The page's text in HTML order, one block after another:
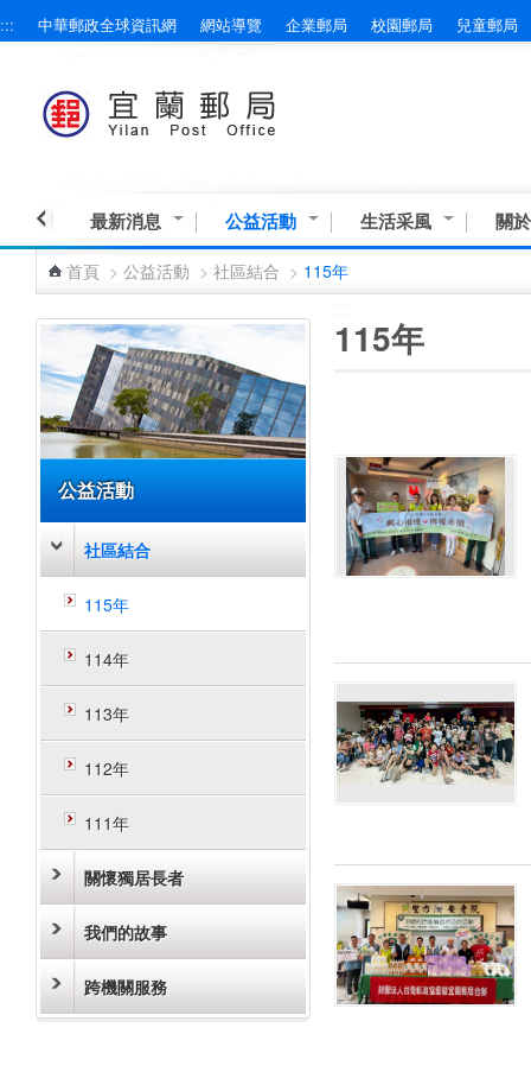
跳到主要內容區塊
::: 中華郵政全球資訊網 網站導覽 企業郵局 校園郵局 兒童郵局
最新消息 公益活動 生活采風 關
首頁 > 公益活動 > 社區結合 > 115年
公益活動
社區結合
115年
114年
113年
112年
111年
關懷獨居長者
我們的故事
跨機關服務
115年